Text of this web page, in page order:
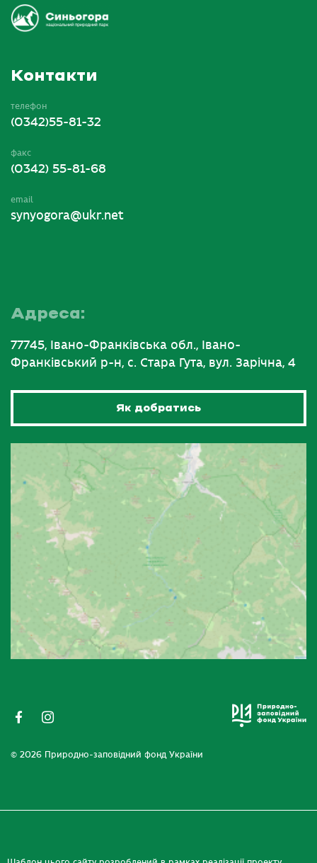
Контакти
телефон
(0342)55-81-32
факс
(0342) 55-81-68
email
synyogora@ukr.net
Адреса:
77745, Івано-Франківська обл., Івано-
Франківський р-н, с. Стара Гута, вул. Зарічна, 4
Як добратись
© 2026 Природно-заповідний фонд України